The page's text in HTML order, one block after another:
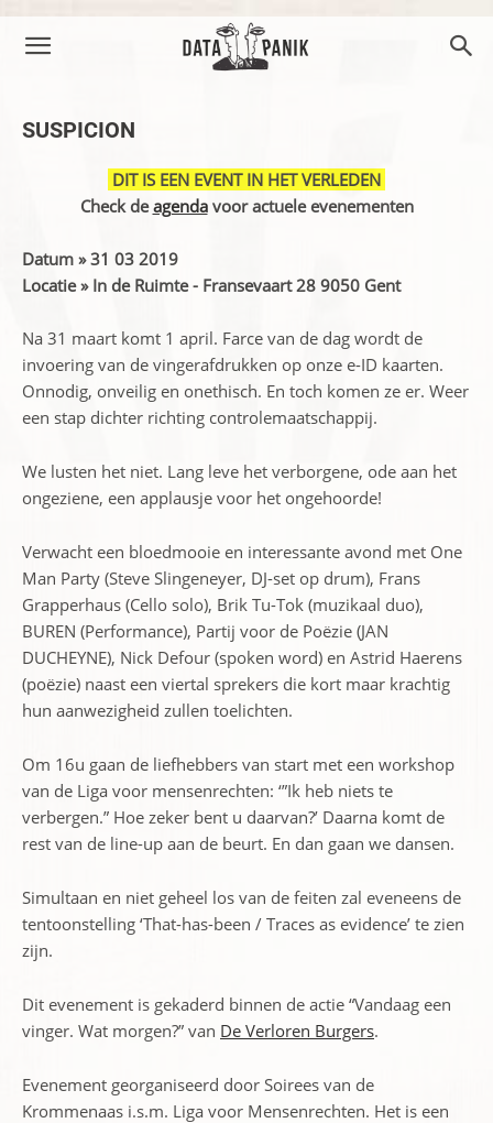
SUSPICION
DIT IS EEN EVENT IN HET VERLEDEN
Check deagendavoor actuele evenementen
Datum » 31 03 2019
Locatie » In de Ruimte - Fransevaart 28 9050 Gent
Na 31 maart komt 1 april. Farce van de dag wordt de
invoering van de vingerafdrukken op onze e-ID kaarten.
Onnodig, onveilig en onethisch. En toch komen ze er. Weer
een stap dichter richting controlemaatschappij.
We lusten het niet. Lang leve het verborgene, ode aan het
ongeziene, een applausje voor het ongehoorde!
Verwacht een bloedmooie en interessante avond met One
Man Party (Steve Slingeneyer, DJ-set op drum), Frans
Grapperhaus (Cello solo), Brik Tu-Tok (muzikaal duo),
BUREN (Performance), Partij voor de Poëzie (JAN
DUCHEYNE), Nick Defour (spoken word) en Astrid Haerens
(poëzie) naast een viertal sprekers die kort maar krachtig
hun aanwezigheid zullen toelichten.
Om 16u gaan de liefhebbers van start met een workshop
van de Liga voor mensenrechten: ‘”Ik heb niets te
verbergen.” Hoe zeker bent u daarvan?’ Daarna komt de
rest van de line-up aan de beurt. En dan gaan we dansen.
Simultaan en niet geheel los van de feiten zal eveneens de
tentoonstelling ‘That-has-been / Traces as evidence’ te zien
zijn.
Dit evenement is gekaderd binnen de actie “Vandaag een
vinger. Wat morgen?” van De Verloren Burgers.
Evenement georganiseerd door Soirees van de
Krommenaas i.s.m. Liga voor Mensenrechten. Het is een